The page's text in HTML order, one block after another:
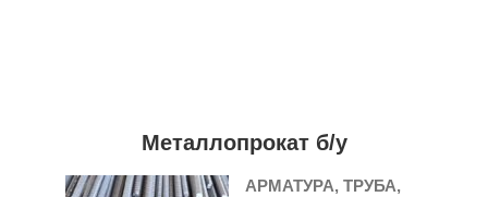
Металлопрокат б/у
АРМАТУРА, ТРУБА,